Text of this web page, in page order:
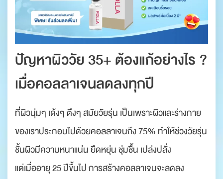
ปัญหาผิววัย 35+ ต้องแก้อย่างไร ?
เมื่อคอลลาเจนลดลงทุกปี
ที่ผิวนุ่มๆ เด้งๆ ตึงๆ สมัยวัยรุ่น เป็นเพราะผิวและร่างกาย
ของเราประกอบไปด้วยคอลลาเจนถึง 75% ทำให้ช่วงวัยรุ่น
ชั้นผิวมีความหนาแน่น ยืดหยุ่น ชุ่มชื้น เปล่งปลั่ง
แต่เมื่ออายุ 25 ปีขึ้นไป การสร้างคอลลาเจนจะลดลง